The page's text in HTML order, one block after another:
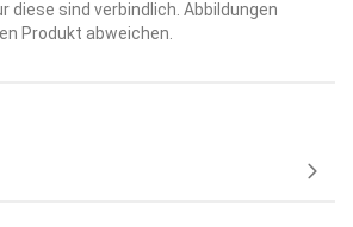
diese sind verbindlich. Abbildungen
Produkt abweichen.